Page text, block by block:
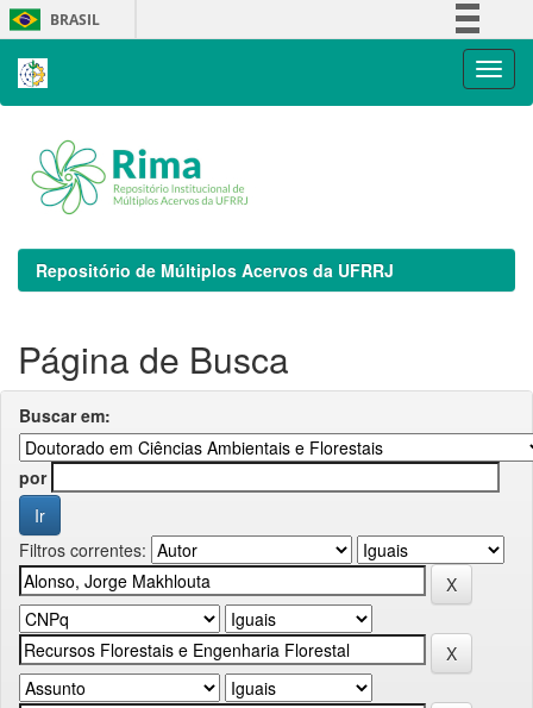
Skip
navigation
BRASIL
Repositório de Múltiplos Acervos da UFRRJ
Página de Busca
Buscar em:
por
Filtros correntes: